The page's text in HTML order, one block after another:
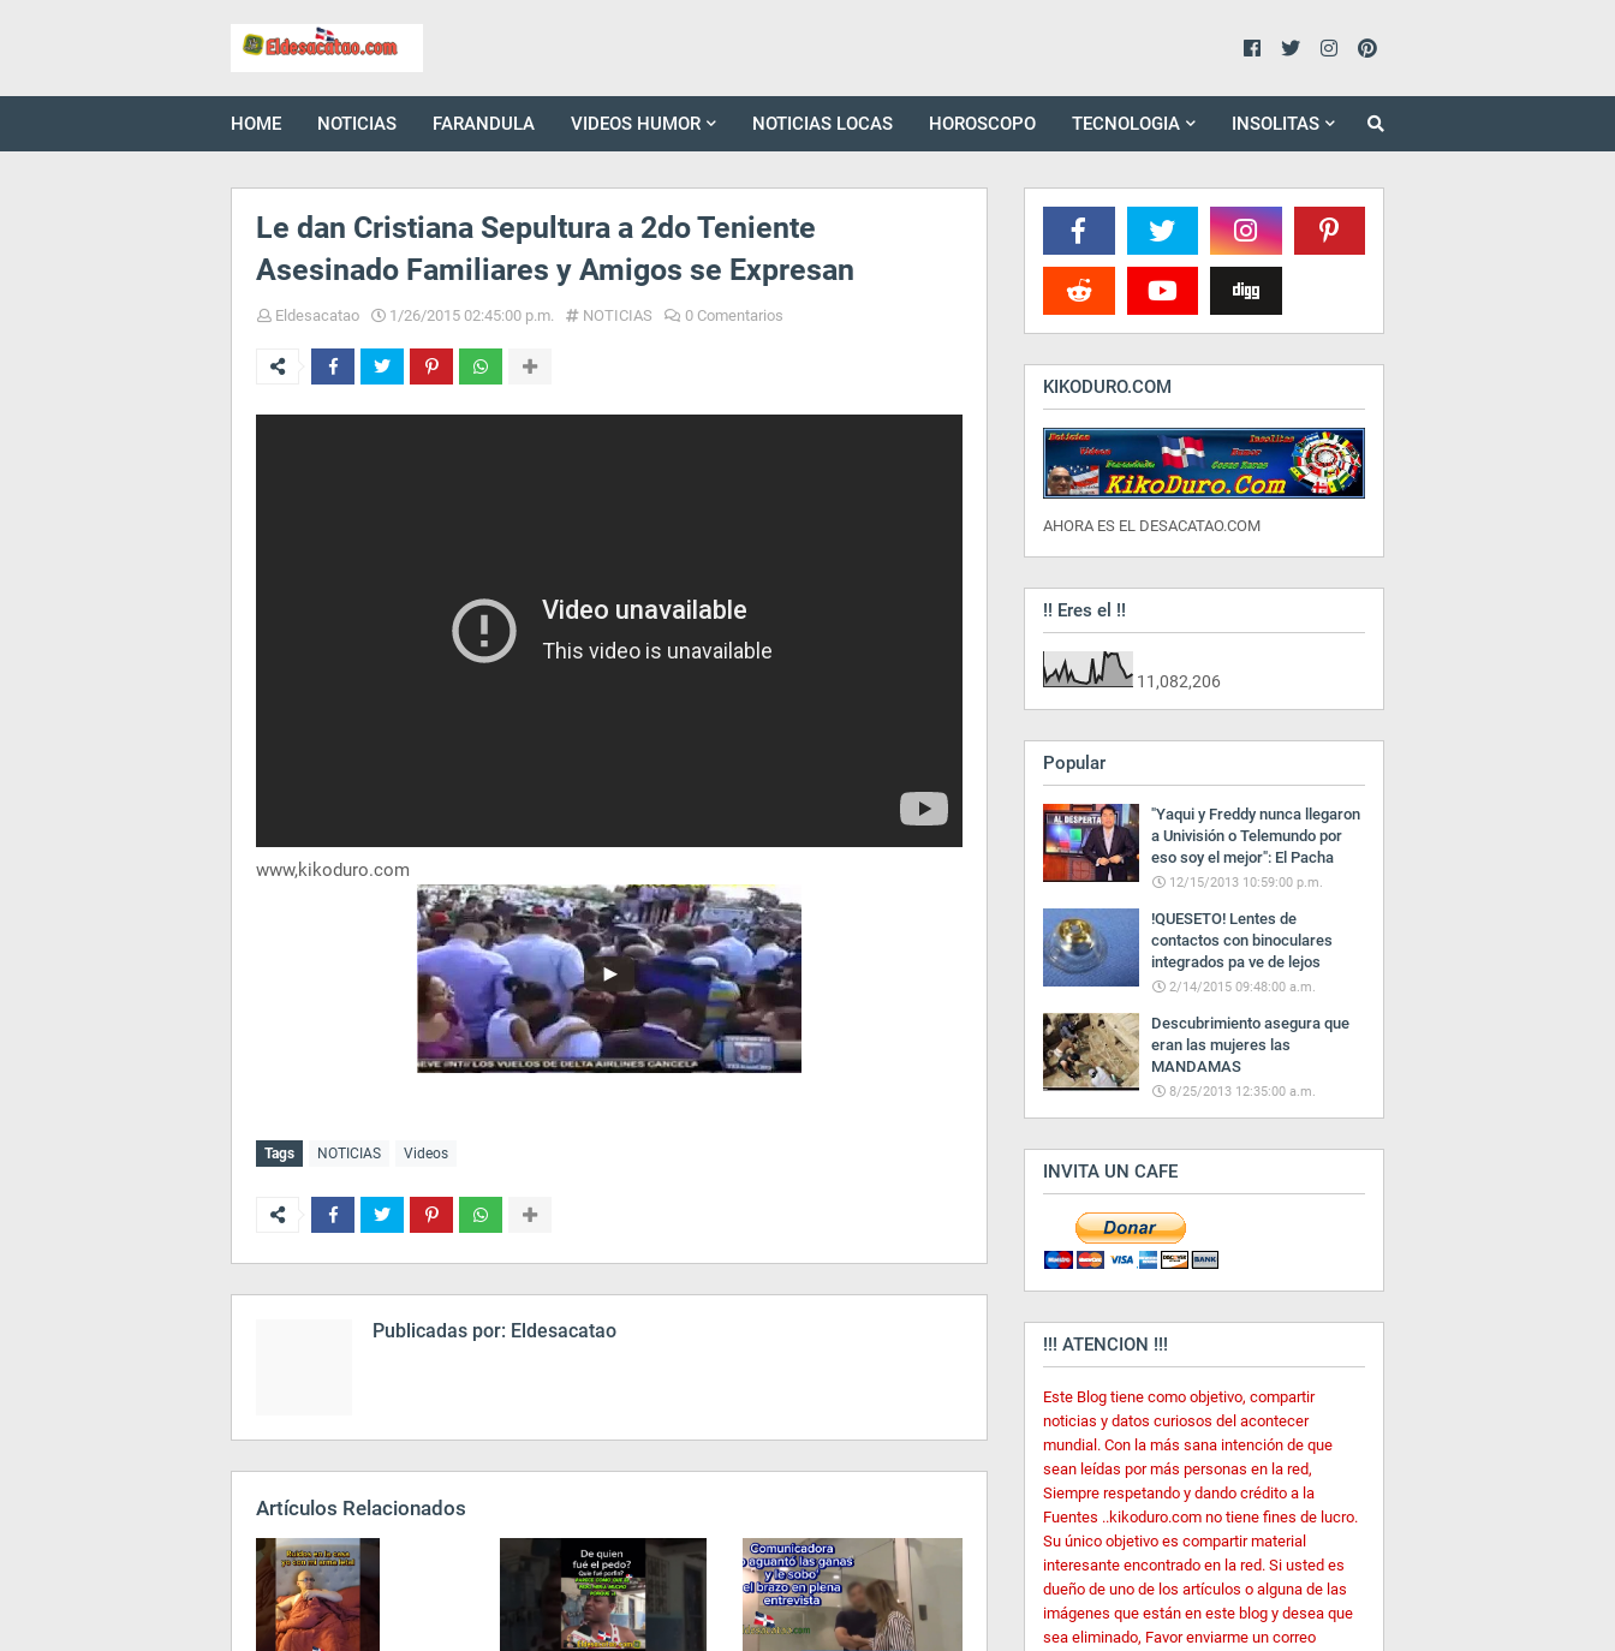
HOME NOTICIAS FARANDULA VIDEOS HUMOR NOTICIAS LOCAS HOROSCOPO TECNOLOGIA INSOLITAS
Le dan Cristiana Sepultura a 2do Teniente
Asesinado Familiares y Amigos se Expresan
Eldesacatao 1/26/2015 02:45:00 p.m. NOTICIAS 0 Comentarios
www,kikoduro.com
Tags NOTICIAS Videos
Publicadas por: Eldesacatao
Artículos Relacionados
KIKODURO.COM
AHORA ES EL DESACATAO.COM
!! Eres el !!
11,082,206
Popular
"Yaqui y Freddy nunca llegaron
a Univisión o Telemundo por
eso soy el mejor": El Pacha
12/15/2013 10:59:00 p.m.
!QUESETO! Lentes de
contactos con binoculares
integrados pa ve de lejos
2/14/2015 09:48:00 a.m.
Descubrimiento asegura que
eran las mujeres las
MANDAMAS
8/25/2013 12:35:00 a.m.
INVITA UN CAFE
!!! ATENCION !!!
Este Blog tiene como objetivo, compartir
noticias y datos curiosos del acontecer
mundial. Con la más sana intención de que
sean leídas por más personas en la red,
Siempre respetando y dando crédito a la
Fuentes ..kikoduro.com no tiene fines de lucro.
Su único objetivo es compartir material
interesante encontrado en la red. Si usted es
dueño de uno de los artículos o alguna de las
imágenes que están en este blog y desea que
sea eliminado, Favor enviarme un correo